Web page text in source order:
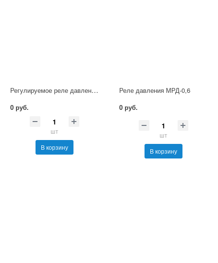
Регулируемое реле давления ZAED40 с плитой-ГидроТехМаш
0 руб.
шт
В корзину
Реле давления МРД-0,6
0 руб.
шт
В корзину